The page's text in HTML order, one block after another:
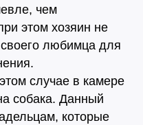
чем
этом хозяин не
любимца для
случае в камере
собака. Данный
которые